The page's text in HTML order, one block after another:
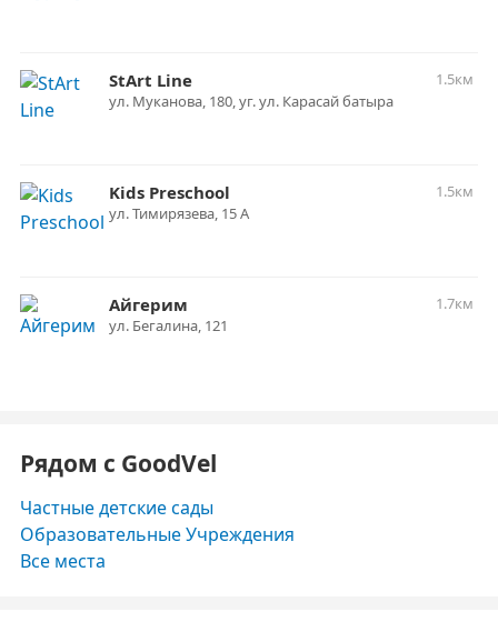
StArt Line
1.5км
ул. Муканова, 180, уг. ул. Карасай батыра
Kids Preschool
1.5км
ул. Тимирязева, 15 А
Айгерим
1.7км
ул. Бегалина, 121
Рядом с GoodVel
Частные детские сады
Образовательные Учреждения
Все места